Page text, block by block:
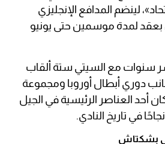
لينضم المدافع الإنجليزي
بعقد لمدة موسمين حتى يونيو
سنوات مع السيتي ستة ألقاب
جانب دوري أبطال أوروبا ومجموعة
أحد العناصر الرئيسية في الجيل
في تاريخ النادي.
بشكتاش